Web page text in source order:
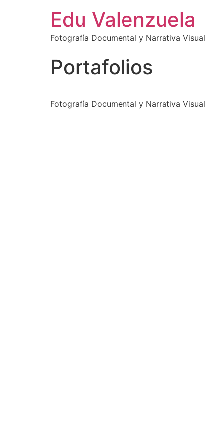
Edu Valenzuela
Fotografía Documental y Narrativa Visual
Portafolios
Fotografía Documental y Narrativa Visual